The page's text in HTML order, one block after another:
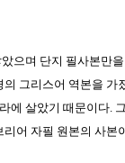
으며 단지 필사본만
그리스어 역본을
에 살았기 때문이다.
어 자필 원본의 사